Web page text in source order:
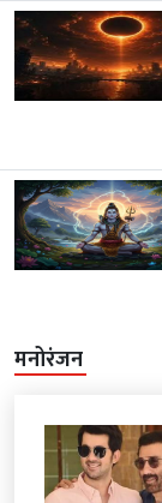
मनोरंजन